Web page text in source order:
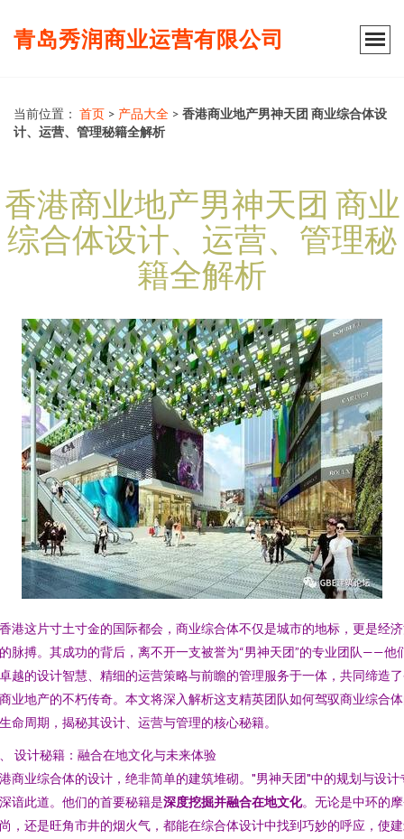
青岛秀润商业运营有限公司
当前位置： 首页 > 产品大全 > 香港商业地产男神天团 商业综合体设
计、运营、管理秘籍全解析
香港商业地产男神天团 商业
综合体设计、运营、管理秘
籍全解析
港这片寸土寸金的国际都会，商业综合体不仅是城市的地标，更是经
脉搏。其成功的背后，离不开一支被誉为“男神天团”的专业团队——他
越的设计智慧、精细的运营策略与前瞻的管理服务于一体，共同缔造
业地产的不朽传奇。本文将深入解析这支精英团队如何驾驭商业综合
命周期，揭秘其设计、运营与管理的核心秘籍。
设计秘籍：融合在地文化与未来体验
商业综合体的设计，绝非简单的建筑堆砌。"男神天团"中的规划与设计
谙此道。他们的首要秘籍是深度挖掘并融合在地文化。无论是中环的
，还是旺角市井的烟火气，都能在综合体设计中找到巧妙的呼应，使